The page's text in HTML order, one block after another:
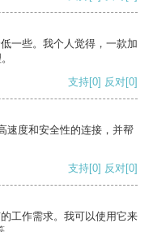
一些。我个人觉得，一款加
支持[0] 反对[0]
速度和安全性的连接，并帮
支持[0] 反对[0]
工作需求。我可以使用它来